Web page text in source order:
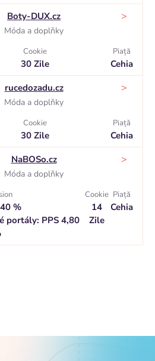
Boty-DUX.cz
Móda a doplňky
>
Cookie
30 Zile
Piaţă
Cehia
rucedozadu.cz
Móda a doplňky
>
Cookie
30 Zile
Piaţă
Cehia
NaBOSo.cz
Móda a doplňky
>
%
portály: PPS 4,80
Cookie
14
Zile
Piaţă
Cehia